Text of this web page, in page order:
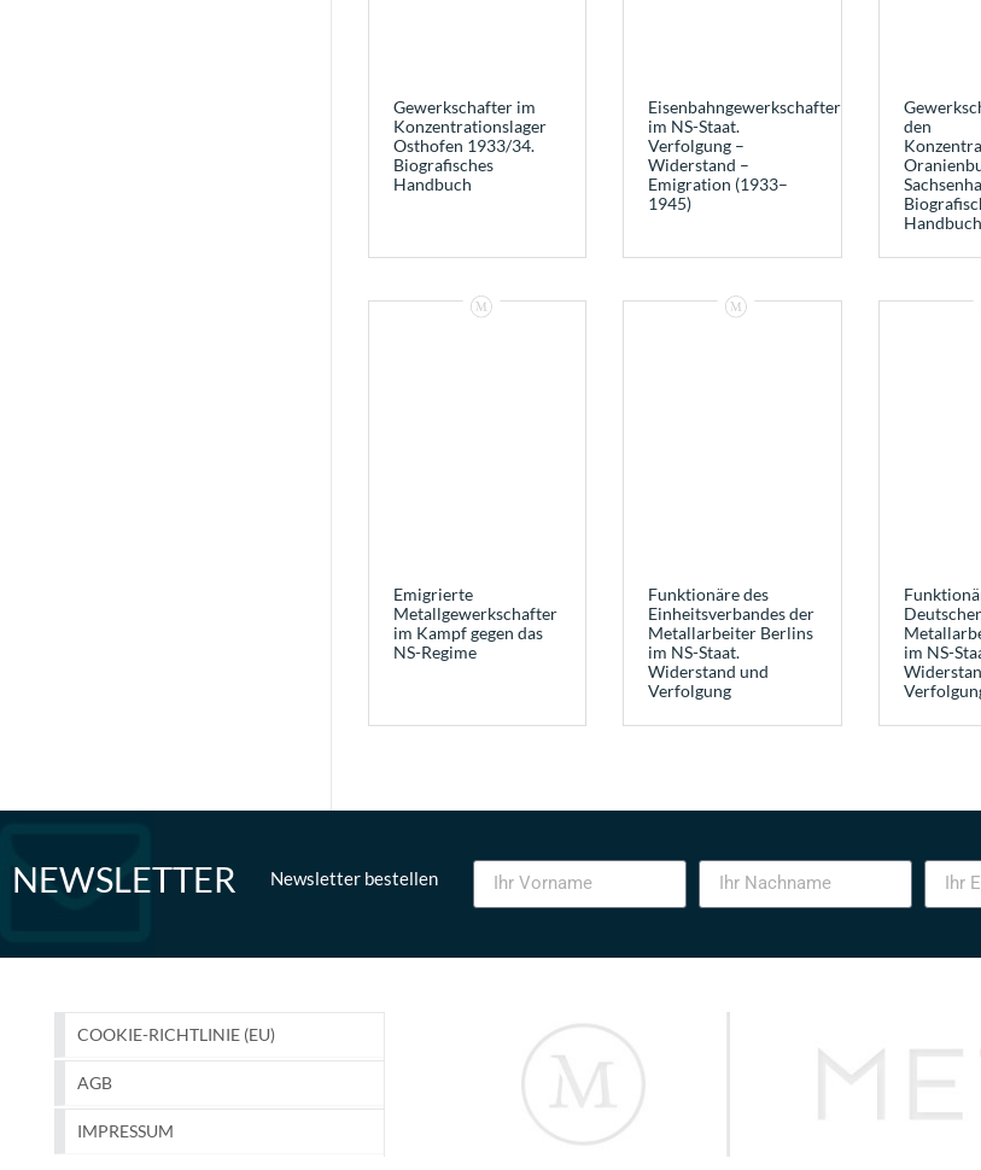
Gewerkschafter im
Konzentrationslager
Osthofen 1933/34.
Biografisches
Handbuch
Eisenbahngewerkschafter
im NS-Staat.
Verfolgung –
Widerstand –
Emigration (1933–
1945)
den
Emigrierte
Metallgewerkschafter
im Kampf gegen das
NS-Regime
Funktionäre des
Einheitsverbandes der
Metallarbeiter Berlins
im NS-Staat.
Widerstand und
Verfolgung
im NS-
NEWSLETTER Newsletter bestellen
COOKIE-RICHTLINIE (EU)
AGB
IMPRESSUM